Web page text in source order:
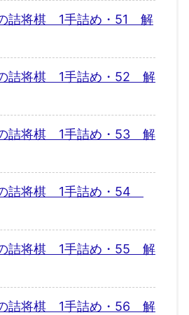
詰将棋 1手詰め・51 解
詰将棋 1手詰め・52 解
詰将棋 1手詰め・53 解
詰将棋 1手詰め・54
詰将棋 1手詰め・55 解
詰将棋 1手詰め・56 解